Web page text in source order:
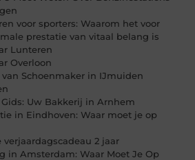
voor sporters: Waarom het voor
prestatie van vitaal belang is
Lunteren
Overloon
van Schoenmaker in IJmuiden
Gids: Uw Bakkerij in Arnhem
in Eindhoven: Waar moet je op
verjaardagscadeau 2 jaar
in Amsterdam: Waar Moet Je Op